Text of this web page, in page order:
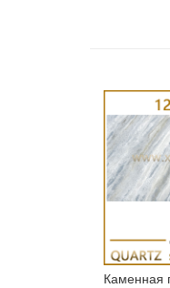
Каменная